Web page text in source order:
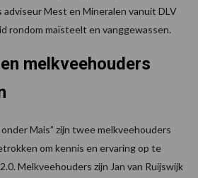
adviseur Mest en Mineralen vanuit DLV
rondom maïsteelt en vanggewassen.
melkveehouders
Mais” zijn twee melkveehouders
om kennis en ervaring op te
Melkveehouders zijn Jan van Ruijswijk